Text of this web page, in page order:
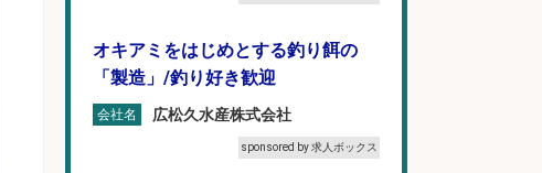
オキアミをはじめとする釣り餌の
「製造」/釣り好き歓迎
会社名 広松久水産株式会社
sponsored by 求人ボックス